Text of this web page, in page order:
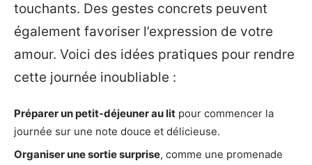
touchants. Des gestes concrets peuvent
également favoriser l’expression de votre
amour. Voici des idées pratiques pour rendre
cette journée inoubliable :
Préparer un petit-déjeuner au lit pour commencer la
journée sur une note douce et délicieuse.
Organiser une sortie surprise, comme une promenade